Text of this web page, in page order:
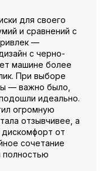
для своего
и сравнений с
—
с черно-
машине более
При выборе
— важно было,
идеально.
огромную
отзывчивее, а
от
сочетание
полностью